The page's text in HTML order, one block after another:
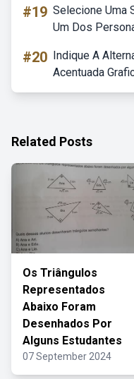
#19 Selecione Uma
Um Dos
#20 Indique A
Acentuada
Related Posts
Os Triângulos
Representados
Abaixo Foram
Desenhados Por
Alguns Estudantes
07 September 2024